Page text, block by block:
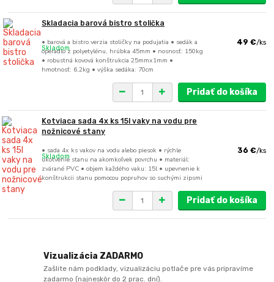
Skladacia barová bistro stolička
• barová a bistro verzia stoličky na podujatia • sedák a
operadlo z polyetylénu, hrúbka 45mm • nosnosť: 150kg
• robustná kovová konštrukcia 25mmx1mm •
hmotnosť: 6,2kg • výška sedáka: 70cm
49 €/ks
Skladom
Pridať do košíka
Kotviaca sada 4x ks 15l vaky na vodu pre
nožnicové stany
• sada 4x ks vakov na vodu alebo piesok • rýchle
ukotvenie stanu na akomkoľvek povrchu • materiál:
zvárané PVC • objem každého vaku: 15l • upevnenie k
konštrukcii stanu pomocou popruhov so suchými zipsmi
36 €/ks
Skladom
Pridať do košíka
Vizualizácia ZADARMO
Zašlite nám podklady, vizualizáciu potlače pre vás pripravíme
zadarmo (najneskôr do 2 prac. dní).